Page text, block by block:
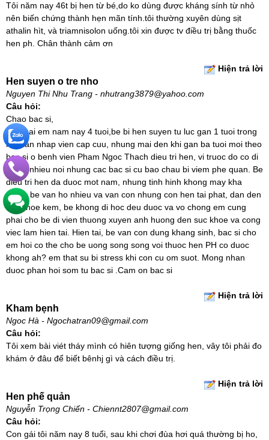
Tôi năm nay 46t bị hen từ bé,do ko dùng được kháng sính từ nhỏ
nên biến chứng thành hẹn mãn tính.tôi thường xuyên dùng sịt
athalin hìt, và triamnisolon uống.tôi xin được tv điều trị bằng thuốc
hen ph. Chân thành cảm ơn
Hiện trả lời
Hen suyen o tre nho
Nguyen Thi Nhu Trang - nhutrang3879@yahoo.com
Câu hỏi:
Chao bac si,
Con gai em nam nay 4 tuoi,be bi hen suyen tu luc gan 1 tuoi trong
mot lan nhap vien cap cuu, nhung mai den khi gan ba tuoi moi theo
bac si o benh vien Pham Ngoc Thach dieu tri hen, vi truoc do co di
kham nhieu noi nhung cac bac si cu bao chau bi viem phe quan. Be
dieu tri hen da duoc mot nam, nhung tinh hinh khong may kha
quan, be van ho nhieu va van con nhung con hen tai phat, dan den
suc khoe kem, be khong di hoc deu duoc va vo chong em cung
phai cho be di vien thuong xuyen anh huong den suc khoe va cong
viec lam hien tai. Hien tai, be van con dung khang sinh, bac si cho
em hoi co the cho be uong song song voi thuoc hen PH co duoc
khong ah? em that su bi stress khi con cu om suot. Mong nhan
duoc phan hoi som tu bac si .Cam on bac si
Hiện trả lời
Kham bẹnh
Ngoc Hà - Ngochatran09@gmail.com
Câu hỏi:
Tôi xem bài viét tháy mình có hiên tượng giống hen, vây tôi phải đo
khám ở đâu để biết bênhj gì và cách điều trị.
Hiện trả lời
Hen phế quản
Nguyễn Trọng Chiến - Chiennt2807@gmail.com
Câu hỏi:
Con gái tôi năm nay 8 tuổi, sau khi chơi đùa hơi quá thường bị ho,